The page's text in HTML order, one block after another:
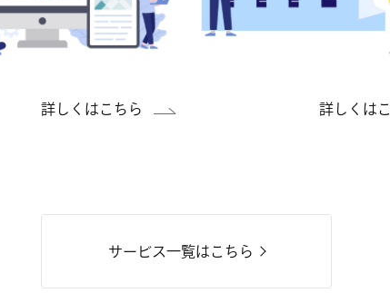
詳しくはこちら 詳しくは
サービス一覧はこちら